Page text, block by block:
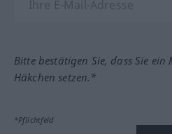
Bitte bestätigen Sie, dass Sie ein
Häkchen setzen.*
*Pflichtfeld